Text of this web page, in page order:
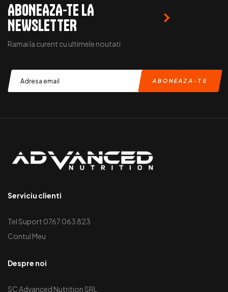
ABONEAZA-TE LA
NEWSLETTER
Ramai la curent cu ultimele noutati
Serviciu clienti
Tel Suport 0767 063 823
Contul Meu
Despre noi
SC Advanced Nutrition SRL